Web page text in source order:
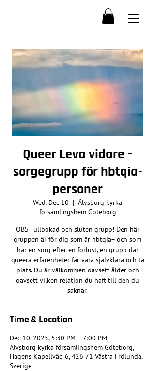
Queer Leva vidare –
sorgegrupp för hbtqia-
personer
Wed, Dec 10
  |
Älvsborg kyrka
församlingshem Göteborg
OBS Fullbokad och sluten grupp! Den här
gruppen är för dig som är hbtqia+ och som
har en sorg efter en förlust, en grupp där
queera erfarenheter får vara självklara och ta
plats. Du är välkommen oavsett ålder och
oavsett vilken relation du haft till den du
saknar.
Time & Location
Dec 10, 2025, 5:30 PM – 7:00 PM
Älvsborg kyrka församlingshem Göteborg,
Hagens Kapellväg 6, 426 71 Västra Frölunda,
Sverige